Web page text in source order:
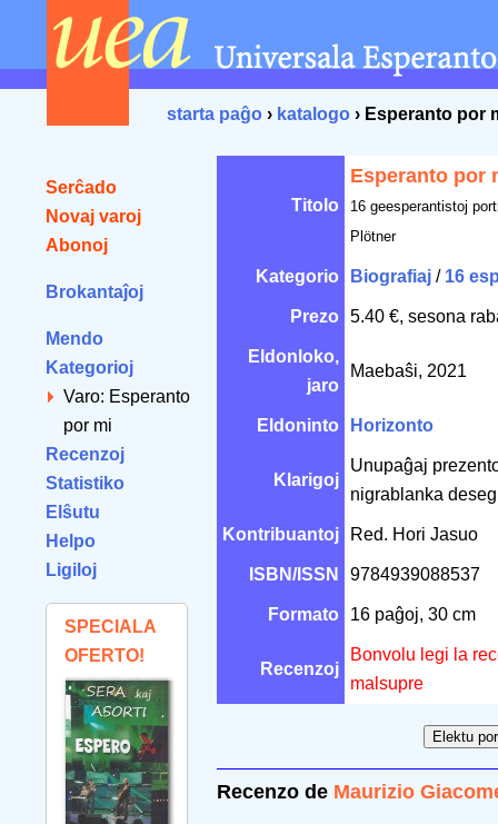
starta paĝo › katalogo › Esperanto por
Serĉado
Novaj varoj
Abonoj
Brokantaĵoj
Mendo
Kategorioj
Varo: Esperanto
por mi
Recenzoj
Statistiko
Elŝutu
Helpo
Ligiloj
SPECIALA
OFERTO!
Titolo
Esperanto por
16 geesperantistoj
Plötner
Kategorio Biografiaj / 16
Prezo 5.40 €, sesona
Eldonloko,
jaro
Maebaŝi, 2021
Eldoninto Horizonto
Klarigoj
Unupaĝaj
nigrablanka
Kontribuantoj Red. Hori Jasuo
ISBN/ISSN 9784939088537
Formato 16 paĝoj, 30 cm
Recenzoj
Bonvolu legi la
malsupre
Recenzo de Maurizio